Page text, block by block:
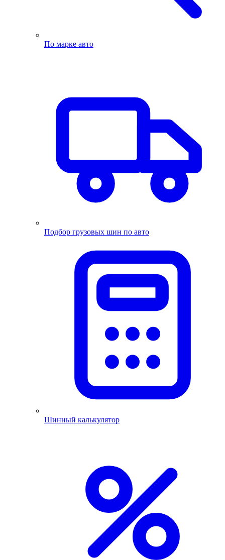
По марке авто
Подбор грузовых шин по авто
Шинный калькулятор